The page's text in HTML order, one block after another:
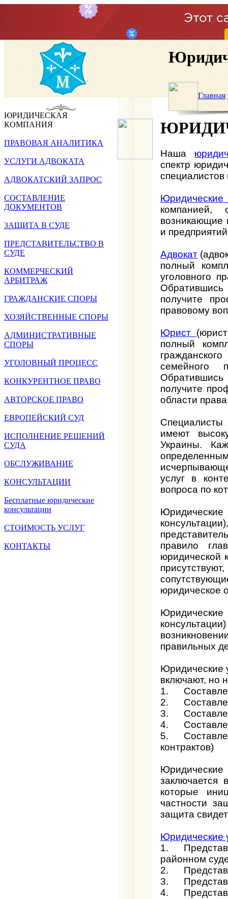
Главная
ЮРИДИЧЕСКАЯ
КОМПАНИЯ
ПРАВОВАЯ АНАЛИТИКА
УСЛУГИ АДВОКАТА
АДВОКАТСКИЙ ЗАПРОС
СОСТАВЛЕНИЕ
ДОКУМЕНТОВ
ЗАЩИТА В СУДЕ
ПРЕДСТАВИТЕЛЬСТВО В
СУДЕ
КОММЕРЧЕСКИЙ
АРБИТРАЖ
ГРАЖДАНСКИЕ СПОРЫ
ХОЗЯЙСТВЕННЫЕ СПОРЫ
АДМИНИСТРАТИВНЫЕ
СПОРЫ
УГОЛОВНЫЙ ПРОЦЕСС
КОНКУРЕНТНОЕ ПРАВО
АВТОРСКОЕ ПРАВО
ЕВРОПЕЙСКИЙ СУД
ИСПОЛНЕНИЕ РЕШЕНИЙ
СУДА
ОБСЛУЖИВАНИЕ
КОНСУЛЬТАЦИИ
Бесплатные юридические
консультации
СТОИМОСТЬ УСЛУГ
КОНТАКТЫ
Наша
спектр
компанией,
возникающие
и
Адвокат
полный
уголовного
получите
правовому
Юрист
полный
семейного
получите
области
имеют
Украины.
услуг в
вопроса по
правило
юридической
юридическое
правильных
Юридические
включают, но
1.
2.
3.
4.
5.
контрактов)
заключается
которые
частности
защита
Юридические
1.
районном
2.
3.
4.